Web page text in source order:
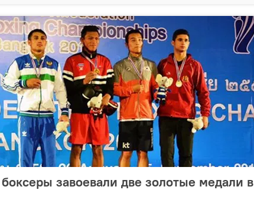
завоевали две золотые медали в